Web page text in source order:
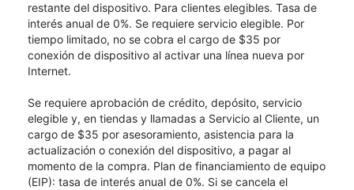
restante del dispositivo. Para clientes elegibles. Tasa de
interés anual de 0%. Se requiere servicio elegible. Por
tiempo limitado, no se cobra el cargo de $35 por
conexión de dispositivo al activar una línea nueva por
Internet.
Se requiere aprobación de crédito, depósito, servicio
elegible y, en tiendas y llamadas a Servicio al Cliente, un
cargo de $35 por asesoramiento, asistencia para la
actualización o conexión del dispositivo, a pagar al
momento de la compra. Plan de financiamiento de equipo
(EIP): tasa de interés anual de 0%. Si se cancela el